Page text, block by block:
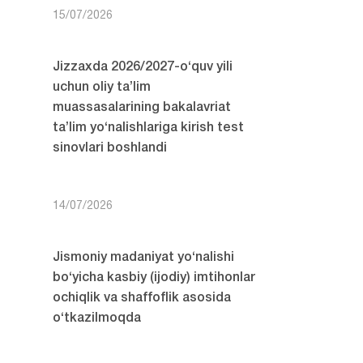
15/07/2026
Jizzaxda 2026/2027-o‘quv yili
uchun oliy ta’lim
muassasalarining bakalavriat
ta’lim yo‘nalishlariga kirish test
sinovlari boshlandi
14/07/2026
Jismoniy madaniyat yo‘nalishi
bo‘yicha kasbiy (ijodiy) imtihonlar
ochiqlik va shaffoflik asosida
o‘tkazilmoqda